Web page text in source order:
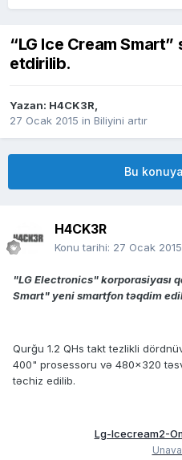
“LG Ice Cream
etdirilib.
Yazan: H4CK3R,
27 Ocak 2015 in Biliyini artır
Bu
H4CK3R
Konu tarihi: 27 Ocak 2015
"LG Electronics" korporasiyası
Smart" yeni smartfon təqdim
Qurğu 1.2 QHs takt tezlikli
400" prosessoru və 480x320
təchiz edilib.
Lg-Icecream2-